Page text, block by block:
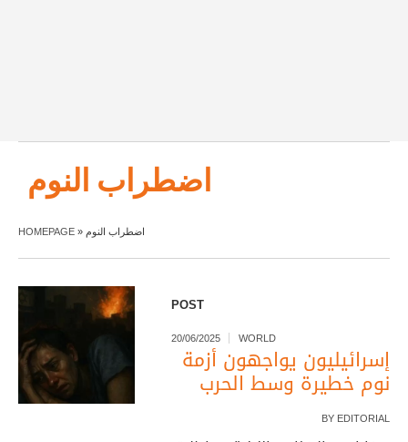
اضطراب النوم
HOMEPAGE » اضطراب النوم
POST
20/06/2025 WORLD
إسرائيليون يواجهون أزمة
نوم خطيرة وسط الحرب
BY EDITORIAL